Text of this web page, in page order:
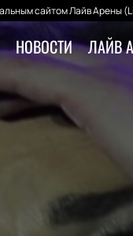
сайтом Лайв Арены
НОВОСТИ ЛАЙВ